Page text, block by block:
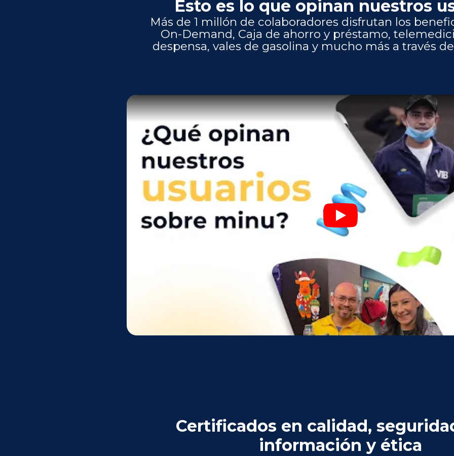
Esto es lo que opinan nuestros
Más de 1 millón de colaboradores disfrutan los
On-Demand, Caja de ahorro y préstamo,
despensa, vales de gasolina y mucho más a través
Certificados en calidad,
información y ética